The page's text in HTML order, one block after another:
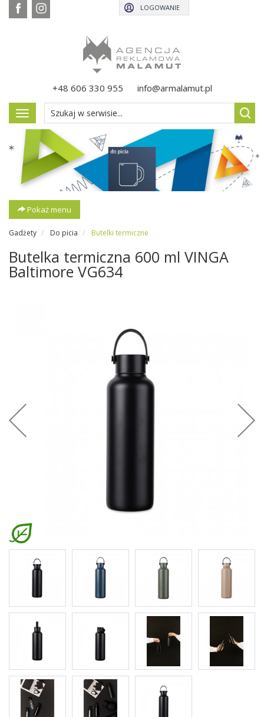
+48 606 330 955 info@armalamut.pl
LOGOWANIE
Pokaż
menu
Pokaż menu
Gadżety Do picia Butelki termiczne
Butelka termiczna 600 ml VINGA
Baltimore VG634